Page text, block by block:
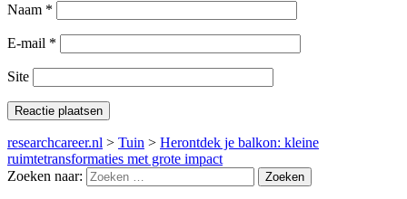
Naam *
E-mail *
Site
researchcareer.nl > Tuin > Herontdek je balkon: kleine
ruimtetransformaties met grote impact
Zoeken naar: